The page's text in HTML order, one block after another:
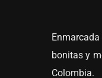
bonitas y
Colombia.